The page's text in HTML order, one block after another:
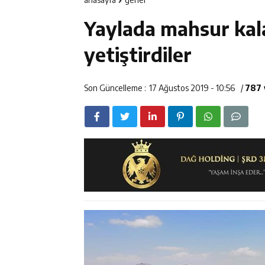
Mercan’da
11:34 Vali Aydoğdu,
14:26
11:43 Erzincan İl
Yaylada mahsur
yetiştirdiler
Son Güncelleme : 17 Ağustos 2019 - 10:56 /787